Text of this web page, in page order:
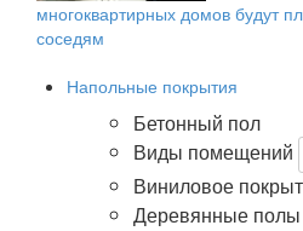
многоквартирных домов будут
соседям
Напольные покрытия
Бетонный пол
Виды помещений
Виниловое
Деревянные полы